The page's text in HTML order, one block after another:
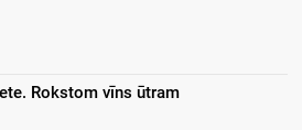
Rokstom vīns ūtram